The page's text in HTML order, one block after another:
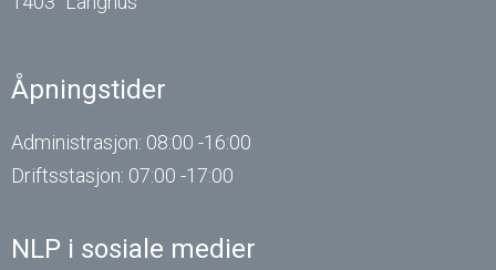
Åpningstider
Administrasjon: 08:00 -16:00
Driftsstasjon: 07:00 -17:00
NLP i sosiale medier